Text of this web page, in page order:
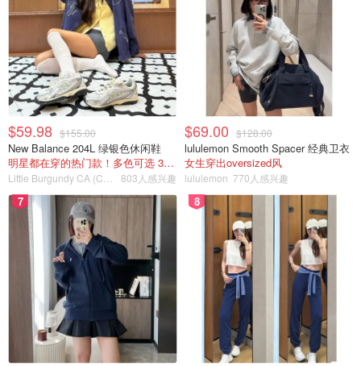
$59.98 $155.00
New Balance 204L 绿银色休闲鞋
明星都在穿的热门款！多色可选 3.8折
803人感兴趣
$69.00 $128.00
lululemon Smooth Spacer 经典卫衣
女生穿出oversized风
lululemon 770人感兴趣
7 8